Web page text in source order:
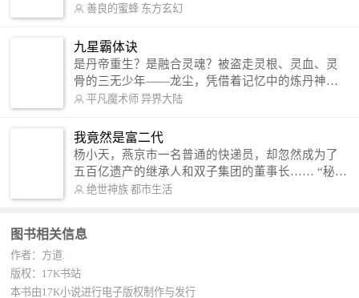
军。 我是谁？天下众生视我为修罗，却不知，我以
信公众号：善良的蜜蜂后援会）
善良的蜜蜂 东方玄幻
九星霸体诀
是丹帝重生？是融合灵魂？被盗走灵根、灵血、灵
骨的三无少年——龙尘，凭借着记忆中的炼丹神
术，修行神秘功法九星霸体诀，拨开重重迷雾，解
勾搭各色美女，镇压恶鬼邪神。 江湖传闻：龙
尘一到，地吼天啸。龙尘一出，鬼泣神哭。 本
故事纯属虚构，如有雷同，那就是真事儿，想要对
号入座，抓紧时间进群：487963015 微信公众号：
平凡魔术师,或者搜索：pingfanmoshushi1982,公众
平凡魔术师 异界大陆
我竟然是富二代
杨小天，燕京市一名普通的快递员，却忽然成为了
五百亿遗产的继承人和双子集团的董事长…… “秘
书，给我定制一套百亿富翁的吃喝住行标准！” “好
呢？” “回杨总，开车太堵，已经给你安排了直升
敢想的，没有秘书办不到的。
绝世神族 都市生活
图书相关信息
作者：方道.
版权：17K书站
本书由17K小说进行电子版权制作与发行